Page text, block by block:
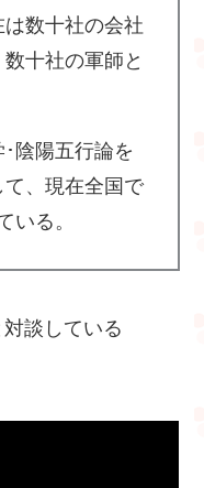
数十社の会社
十社の軍師と
陰陽五行論を
、現在全国で
いる。
談している